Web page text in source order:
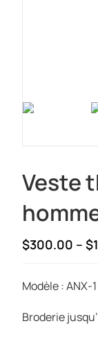
Veste
$300.00 – $
Modèle : ANX-1
Broderie